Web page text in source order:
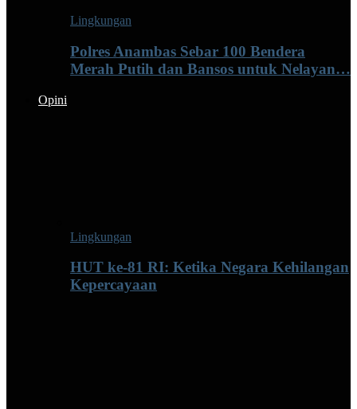
Lingkungan
Polres Anambas Sebar 100 Bendera
Merah Putih dan Bansos untuk Nelayan…
Opini
Lingkungan
HUT ke-81 RI: Ketika Negara Kehilangan
Kepercayaan